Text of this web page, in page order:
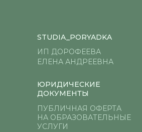
ИП ДОРОФЕЕВА
ЕЛЕНА АНДРЕЕВНА
ЮРИДИЧЕСКИЕ
ДОКУМЕНТЫ
ПУБЛИЧНАЯ ОФЕРТА
НА ОБРАЗОВАТЕЛЬНЫЕ
УСЛУГИ
STUDIA_PORYADKA